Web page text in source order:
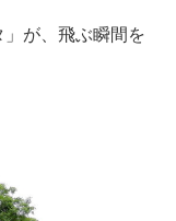
が、飛ぶ瞬間を